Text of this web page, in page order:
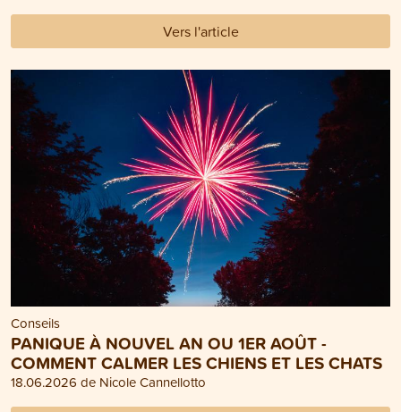
Vers l'article
Conseils
PANIQUE À NOUVEL AN OU 1ER AOÛT -
COMMENT CALMER LES CHIENS ET LES CHATS
18.06.2026 de Nicole Cannellotto